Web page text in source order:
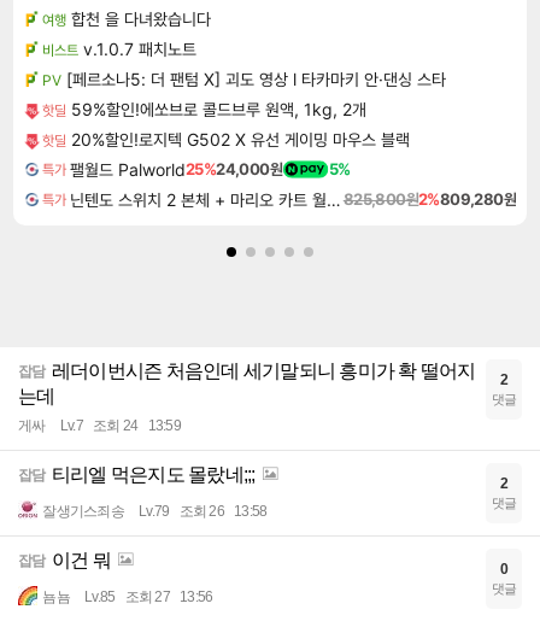
여행 합천 을 다녀왔습니다
비스트 v.1.0.7 패치노트
PV [페르소나5: 더 팬텀 X] 괴도 영상 l 타카마키 안·댄싱 스타
핫딜 59%할인!에쏘브로 콜드브루 원액, 1kg, 2개
핫딜 20%할인!로지텍 G502 X 유선 게이밍 마우스 블랙
특가 팰월드 Palworld25%24,000원 5%
특가 닌텐도 스위치 2 본체 + 마리오 카트 월드 + 포켓몬스터 레전드 ZA 닌텐도 스위치 2 에디션 번들825,800원2%809,280원
잡담 레더이번시즌 처음인데 세기말되니 흥미가 확 떨어지
는데
게싸 Lv.7 조회 24 13:59
2
댓글
잡담 티리엘 먹은지도 몰랐네;;;
잘생기스죄송 Lv.79 조회 26 13:58
2
댓글
잡담 이건 뭐
뇸뇸 Lv.85 조회 27 13:56
0
댓글